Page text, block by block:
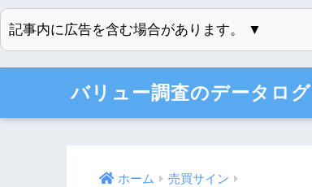
記事内に広告を含む場合があります。 ▼
バリュー調査のデータログ
ホーム 売買サイン